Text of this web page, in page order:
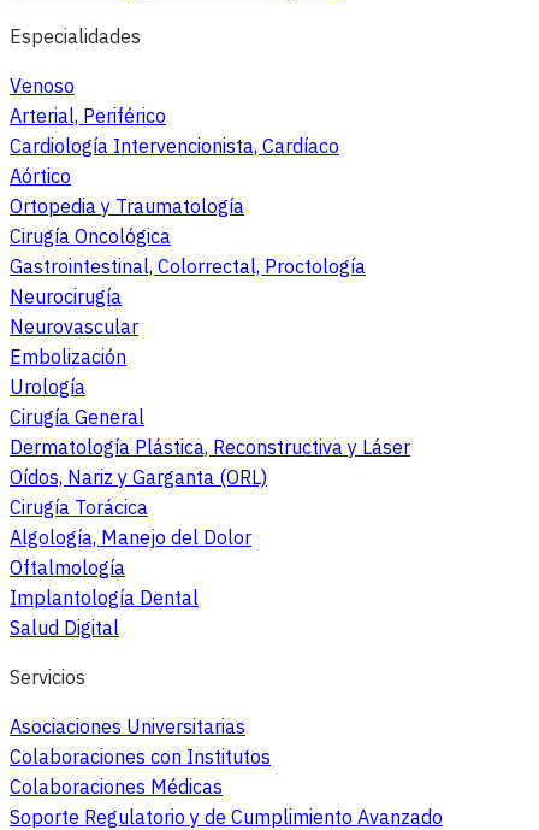
Especialidades
Venoso
Arterial, Periférico
Cardiología Intervencionista, Cardíaco
Aórtico
Ortopedia y Traumatología
Cirugía Oncológica
Gastrointestinal, Colorrectal, Proctología
Neurocirugía
Neurovascular
Embolización
Urología
Cirugía General
Dermatología Plástica, Reconstructiva y Láser
Oídos, Nariz y Garganta (ORL)
Cirugía Torácica
Algología, Manejo del Dolor
Oftalmología
Implantología Dental
Salud Digital
Servicios
Asociaciones Universitarias
Colaboraciones con Institutos
Colaboraciones Médicas
Soporte Regulatorio y de Cumplimiento Avanzado